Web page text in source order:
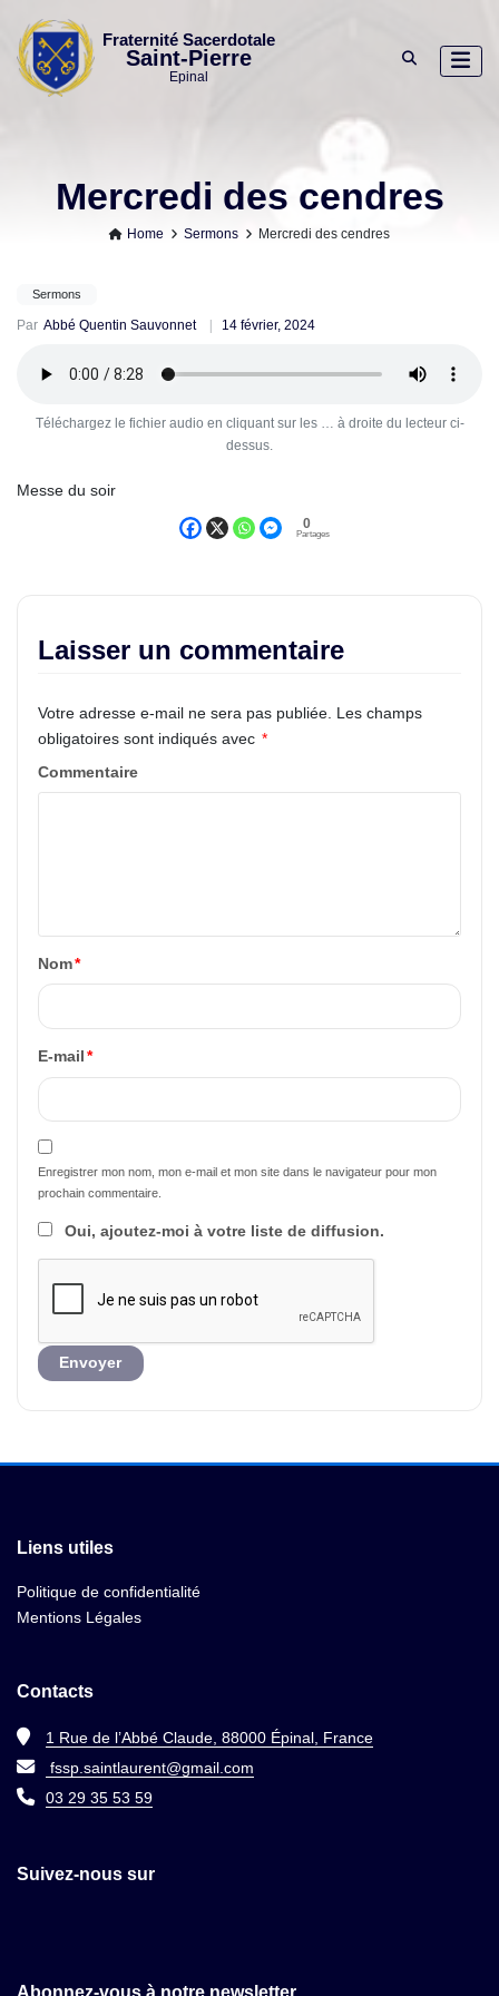
content
Fraternité Sacerdotale
Saint-Pierre
Epinal
Mercredi des cendres
Home Sermons Mercredi des cendres
Sermons
Par Abbé Quentin Sauvonnet 14 février, 2024
Téléchargez le fichier audio en cliquant sur les … à droite du lecteur ci-
dessus.
Messe du soir
0
Partages
Laisser un commentaire
Votre adresse e-mail ne sera pas publiée. Les champs
obligatoires sont indiqués avec *
Commentaire
Nom*
E-mail *
Enregistrer mon nom, mon e-mail et mon site dans le navigateur pour mon
prochain commentaire.
Oui, ajoutez-moi à votre liste de diffusion.
Liens utiles
Politique de confidentialité
Mentions Légales
Contacts
1 Rue de l’Abbé Claude, 88000 Épinal, France
fssp.saintlaurent@gmail.com
03 29 35 53 59
Suivez-nous sur
Abonnez-vous à notre newsletter